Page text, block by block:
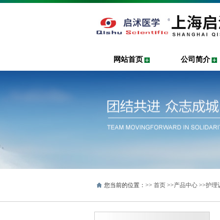
网站首页 公司简介
您当前的位置：>> 首页 >>产品中心 >>护理